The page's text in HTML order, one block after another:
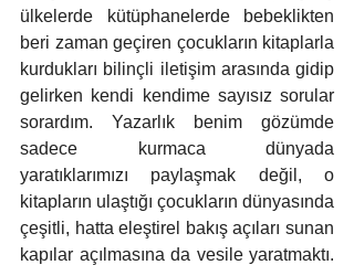
ülkelerde kütüphanelerde bebeklikten
beri zaman geçiren çocukların kitaplarla
kurdukları bilinçli iletişim arasında gidip
gelirken kendi kendime sayısız sorular
sorardım. Yazarlık benim gözümde
sadece kurmaca dünyada
yaratıklarımızı paylaşmak değil, o
kitapların ulaştığı çocukların dünyasında
çeşitli, hatta eleştirel bakış açıları sunan
kapılar açılmasına da vesile yaratmaktı.